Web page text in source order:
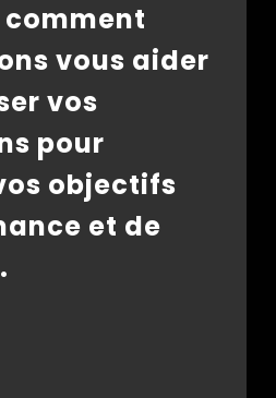
comment
vous aider
vos
pour
objectifs
et de